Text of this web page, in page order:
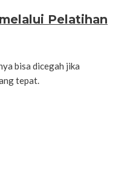
Pelatihan
bisa dicegah jika
tepat.